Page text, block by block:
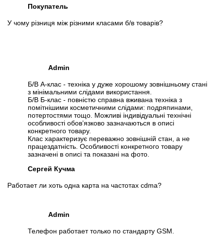
Покупатель
У чому різниця між різними класами б/в товарів?
Admin
Б/В А-клас - техніка у дуже хорошому зовнішньому стані
з мінімальними слідами використання.
Б/В Б-клас - повністю справна вживана техніка з
помітнішими косметичними слідами: подряпинами,
потертостями тощо. Можливі індивідуальні технічні
особливості обов’язково зазначаються в описі
конкретного товару.
Клас характеризує переважно зовнішній стан, а не
працездатність. Особливості конкретного товару
зазначені в описі та показані на фото.
Сергей Кучма
Работает ли хоть одна карта на частотах cdma?
Admin
Телефон работает только по стандарту GSM.